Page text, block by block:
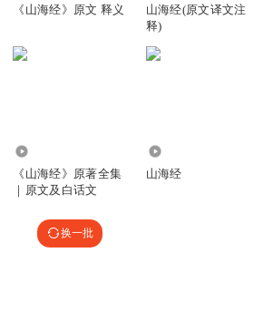
帝尧台、帝喾台、帝丹朱台、帝舜台，
方，在昆仑东北。 大蜂，其状如螽；朱
。 蟜，其为人虎文，胫有䏿。在穷奇东。
采毕具，尾长于身，名曰驺吾，乘之日行千
焉，冰夷人面，乘两龙。一曰忠极之渊。
《山海经》原文 释义
山海经(原文译文注
释)
《山海经》原著全集
｜原文及白话文
山海经
换一批